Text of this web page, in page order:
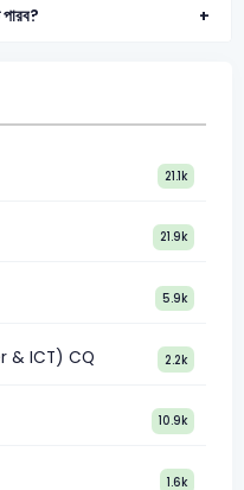
21.1k
21.9k
5.9k
& ICT) CQ 2.2k
10.9k
1.6k